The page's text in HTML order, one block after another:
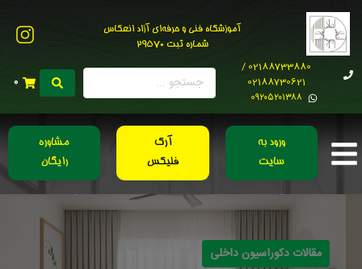
آموزشگاه فنی و حرفه‌ای آزاد انعکاس
شماره ثبت 29570
02188733880 /
02188730621
0۹۲۰۵۲۰۱۳۸۸
0
ورود به
سایت
آرک
فلیکس
مشاوره
رایگان
مقالات دکوراسیون داخلی